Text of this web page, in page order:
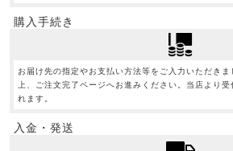
購入手続き
お届け先の指定やお支払い方法等をご入力いただき
上、ご注文完了ページへお進みください。当店より
れます。
入金・発送